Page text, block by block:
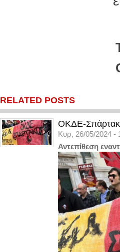
RELATED POSTS
ΟΚΔΕ-
Κυρ, 26/05/2024 -
Αντεπίθεση